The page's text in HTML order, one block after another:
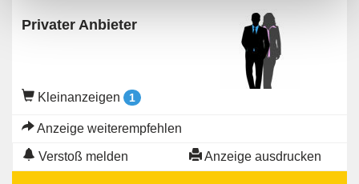
Privater Anbieter
Kleinanzeigen 1
Anzeige weiterempfehlen
Verstoß melden Anzeige ausdrucken